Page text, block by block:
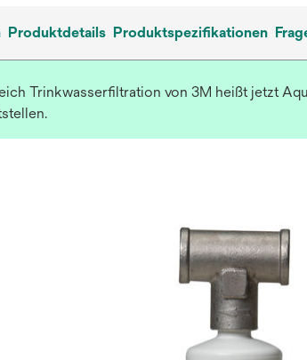
Produktdetails Produktspezifikationen
Trinkwasserfiltration von 3M heißt jetzt